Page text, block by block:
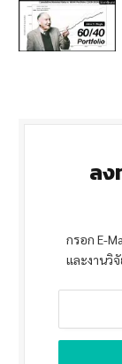
ลง
กรอก E-
และงานวิ